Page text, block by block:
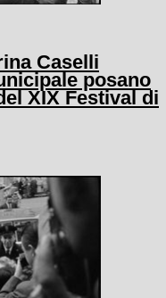
Caselli
posano
XIX Festival di